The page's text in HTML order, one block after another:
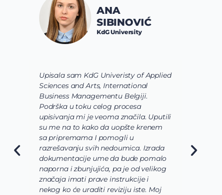
Upisala sam KdG Univeristy of Applied
Sciences and Arts, International
Business Managementu Belgiji.
Podrška u toku celog procesa
upisivanja mi je veoma značila. Uputili
su me na to kako da uopšte krenem
sa pripremama I pomogli u
razrešavanju svih nedoumica. Izrada
dokumentacije ume da bude pomalo
naporna i zbunjujića, pa je od velikog
značaja imati prave instrukcije i
nekog ko će uraditi reviziju iste. Moj
ANA
SIBINOVIĆ
KdG University